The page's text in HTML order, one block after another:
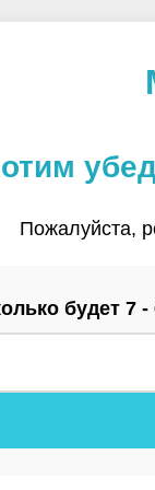
Пожалуйста,
будет 7 -